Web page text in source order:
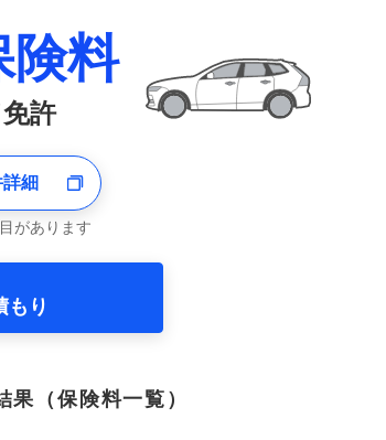
険料
許
細
があります
もり
果 （保険料一覧）